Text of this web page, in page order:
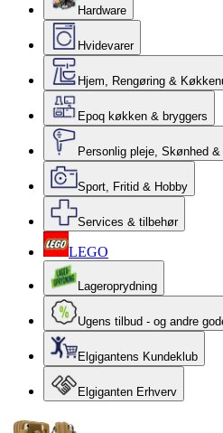
Hardware
Hvidevarer
Hjem, Rengøring &
Epoq køkken & bryggers
Personlig pleje, Skønhed
Sport, Fritid & Hobby
Services & tilbehør
LEGO
Lageroprydning
Ugens tilbud - og andre
Elgigantens Kundeklub
Elgiganten Erhverv